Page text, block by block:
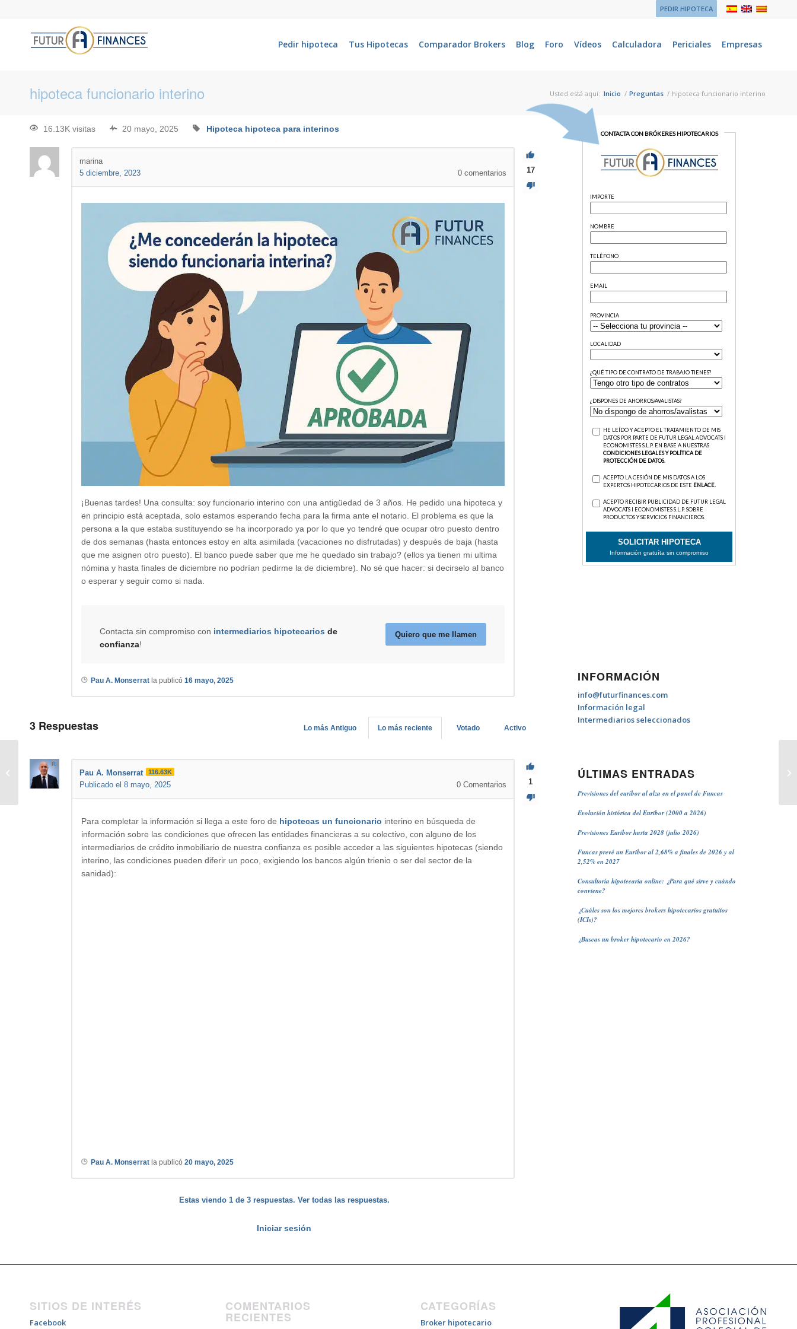
PEDIR HIPOTECA
Pedir hipoteca Tus Hipotecas Comparador Brokers Blog Foro Vídeos Calculadora Periciales Empresas
hipoteca funcionario interino Usted está aquí: Inicio / Preguntas / hipoteca funcionario interino
16.13K visitas 20 mayo, 2025 Hipoteca hipoteca para interinos
17
marina
5 diciembre, 2023
0 comentarios
¡Buenas tardes! Una consulta: soy funcionario interino con una antigüedad de 3 años. He pedido una hipoteca y
en principio está aceptada, solo estamos esperando fecha para la firma ante el notario. El problema es que la
persona a la que estaba sustituyendo se ha incorporado ya por lo que yo tendré que ocupar otro puesto dentro
de dos semanas (hasta entonces estoy en alta asimilada (vacaciones no disfrutadas) y después de baja (hasta
que me asignen otro puesto). El banco puede saber que me he quedado sin trabajo? (ellos ya tienen mi ultima
nómina y hasta finales de diciembre no podrían pedirme la de diciembre). No sé que hacer: si decirselo al banco
o esperar y seguir como si nada.
Contacta sin compromiso con intermediarios hipotecarios de
confianza!
Quiero que me llamen
Pau A. Monserrat la publicó 16 mayo, 2025
3 Respuestas Activo
Votado
Lo más reciente
Lo más Antiguo
1
Pau A. Monserrat 116.63K
Publicado el 8 mayo, 2025 0 Comentarios
Para completar la información si llega a este foro de hipotecas un funcionario interino en búsqueda de
información sobre las condiciones que ofrecen las entidades financieras a su colectivo, con alguno de los
intermediarios de crédito inmobiliario de nuestra confianza es posible acceder a las siguientes hipotecas (siendo
interino, las condiciones pueden diferir un poco, exigiendo los bancos algún trienio o ser del sector de la
sanidad):
Pau A. Monserrat la publicó 20 mayo, 2025
Estas viendo 1 de 3 respuestas. Ver todas las respuestas.
Iniciar sesión
INFORMACIÓN
info@futurfinances.com
Información legal
Intermediarios seleccionados
ÚLTIMAS ENTRADAS
Previsiones del euríbor al alza en el panel de Funcas
Evolución histórica del Euribor (2000 a 2026)
Previsiones Euribor hasta 2028 (julio 2026)
Funcas prevé un Euribor al 2,68% a finales de 2026 y al
2,52% en 2027
Consultoría hipotecaria online: ¿Para qué sirve y cuándo
conviene?
¿Cuáles son los mejores brokers hipotecarios gratuitos
(ICIs)?
¿Buscas un broker hipotecario en 2026?
SITIOS DE INTERÉS
Facebook
COMENTARIOS
RECIENTES
CATEGORÍAS
Broker hipotecario
aceptamos barco?